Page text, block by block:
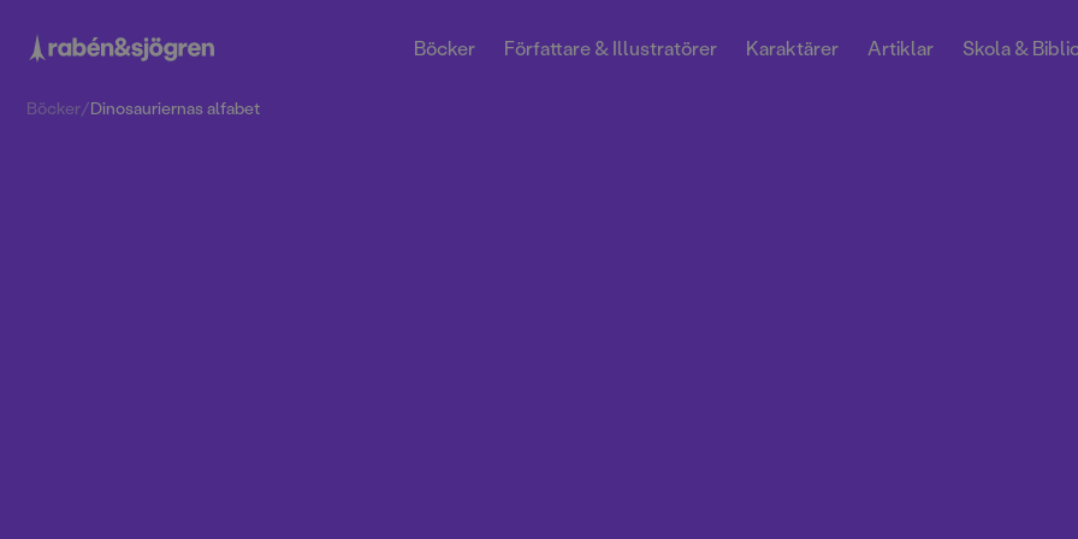
Böcker Författare & Illustratörer Karaktärer Artiklar Skola &
Böcker/Dinosauriernas alfabet